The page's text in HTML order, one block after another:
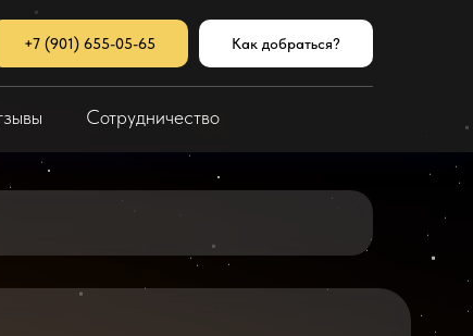
+7 (901) 655-05-65 Как добраться?
Сотрудничество